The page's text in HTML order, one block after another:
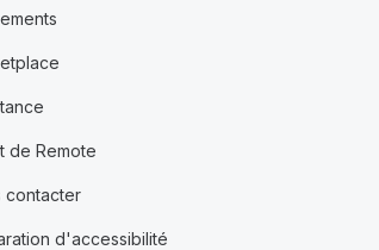
de Remote
contacter
d'accessibilité